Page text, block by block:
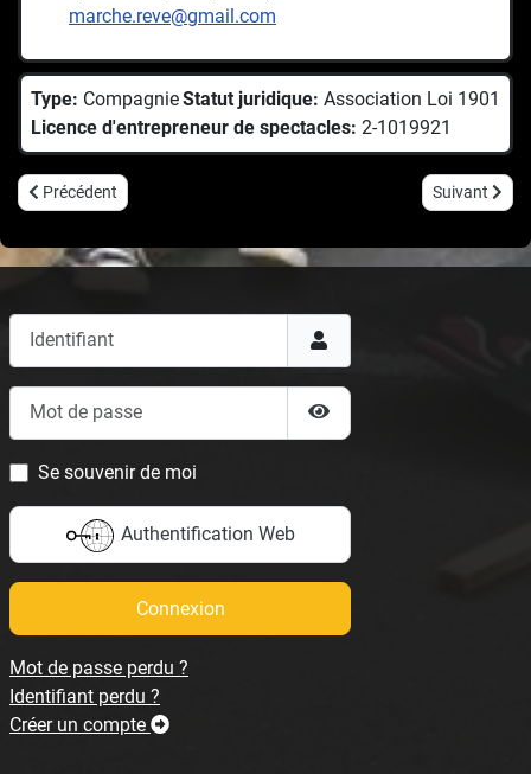
marche.reve@gmail.com
Type: CompagnieStatut juridique: Association Loi 1901
Licence d'entrepreneur de spectacles: 2-1019921
Article précédent : Madame Riton
Précédent Article
Suivant
Identifiant
Mot de passe
Afficher le mot de passe
Se souvenir de moi
Authentification Web
Connexion
Mot de passe perdu ?
Identifiant perdu ?
Créer un compte